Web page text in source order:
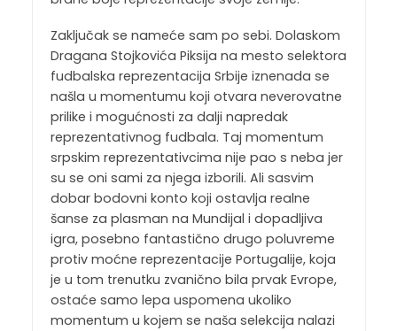
Zaključak se nameće sam po sebi. Dolaskom
Dragana Stojkovića Piksija na mesto selektora
fudbalska reprezentacija Srbije iznenada se
našla u momentumu koji otvara neverovatne
prilike i mogućnosti za dalji napredak
reprezentativnog fudbala. Taj momentum
srpskim reprezentativcima nije pao s neba jer
su se oni sami za njega izborili. Ali sasvim
dobar bodovni konto koji ostavlja realne
šanse za plasman na Mundijal i dopadljiva
igra, posebno fantastično drugo poluvreme
protiv moćne reprezentacije Portugalije, koja
je u tom trenutku zvanično bila prvak Evrope,
ostaće samo lepa uspomena ukoliko
momentum u kojem se naša selekcija nalazi